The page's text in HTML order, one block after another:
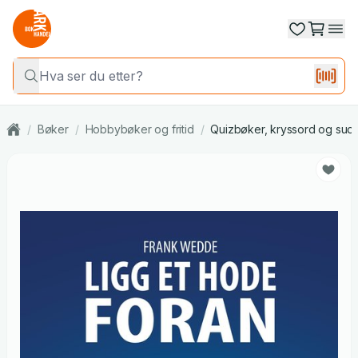
/ Bøker / Hobbybøker og fritid / Quizbøker, kryssord og